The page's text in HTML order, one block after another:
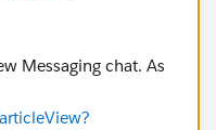
Messaging chat. As